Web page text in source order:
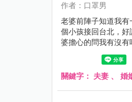
作者：口罩男
老婆前陣子知道我
個小孩接回台北，
婆擔心的問我有沒
完，邊道歉邊跟我
關鍵字： 夫妻 、 婚